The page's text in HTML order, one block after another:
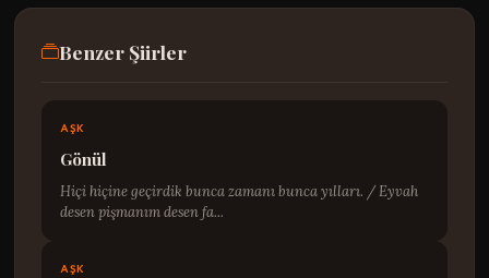
Benzer Şiirler
AŞK
Gönül
Hiçi hiçine geçirdik bunca zamanı bunca yılları. / Eyvah
desen pişmanım desen fa...
AŞK